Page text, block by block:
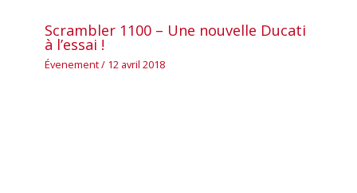
Scrambler 1100 – Une nouvelle Ducati
à l’essai !
Évenement/ 12 avril 2018